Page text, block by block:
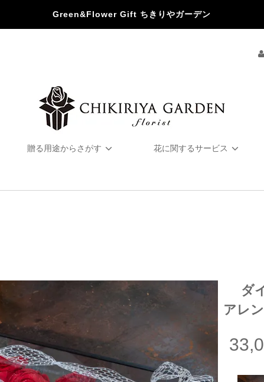
Green&Flower Gift ちきりやガーデン
贈る用途からさがす 花に関するサービス
ダ
アレ